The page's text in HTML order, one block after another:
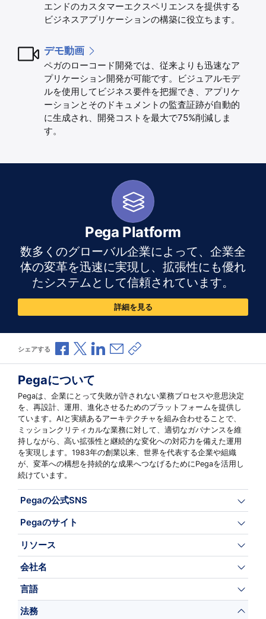
エンドのカスタマーエクスペリエンスを提供する
ビジネスアプリケーションの構築に役立ちます。
デモ動画
ペガのローコード開発では、従来よりも迅速なア
プリケーション開発が可能です。ビジュアルモデ
ルを使用してビジネス要件を把握でき、アプリケ
ーションとそのドキュメントの監査証跡が自動的
に生成され、開発コストを最大で75%削減しま
す。
Pega Platform
数多くのグローバル企業によって、企業全
体の変革を迅速に実現し、拡張性にも優れ
たシステムとして信頼されています。
詳細を見る
シェアする Facebookで共有
Xで共有LinkedInで共有
メールで共有
共有リンクをコピー
Pegaについて
Pegaは、企業にとって失敗が許されない業務プロセスや意思決定
を、再設計、運用、進化させるためのプラットフォームを提供し
ています。AIと実績あるアーキテクチャを組み合わせることで、
ミッションクリティカルな業務に対して、適切なガバナンスを維
持しながら、高い拡張性と継続的な変化への対応力を備えた運用
を実現します。1983年の創業以来、世界を代表する企業や組織
が、変革への構想を持続的な成果へつなげるためにPegaを活用し
続けています。
Pegaの公式SNS
Pegaのサイト
リソース
会社名
言語
法務